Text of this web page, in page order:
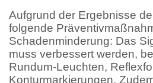
Aufgrund der Ergebnisse
folgende
Schadenminderung: Das
muss verbessert werden,
Rundum-Leuchten,
Konturmarkierungen.